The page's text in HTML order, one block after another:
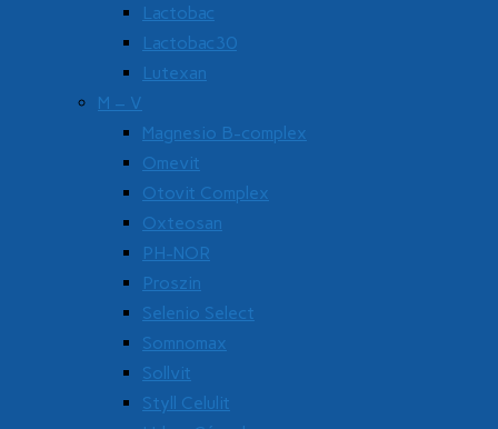
Lactobac
Lactobac30
Lutexan
M – V
Magnesio B-complex
Omevit
Otovit Complex
Oxteosan
PH-NOR
Proszin
Selenio Select
Somnomax
Sollvit
Styll Celulit